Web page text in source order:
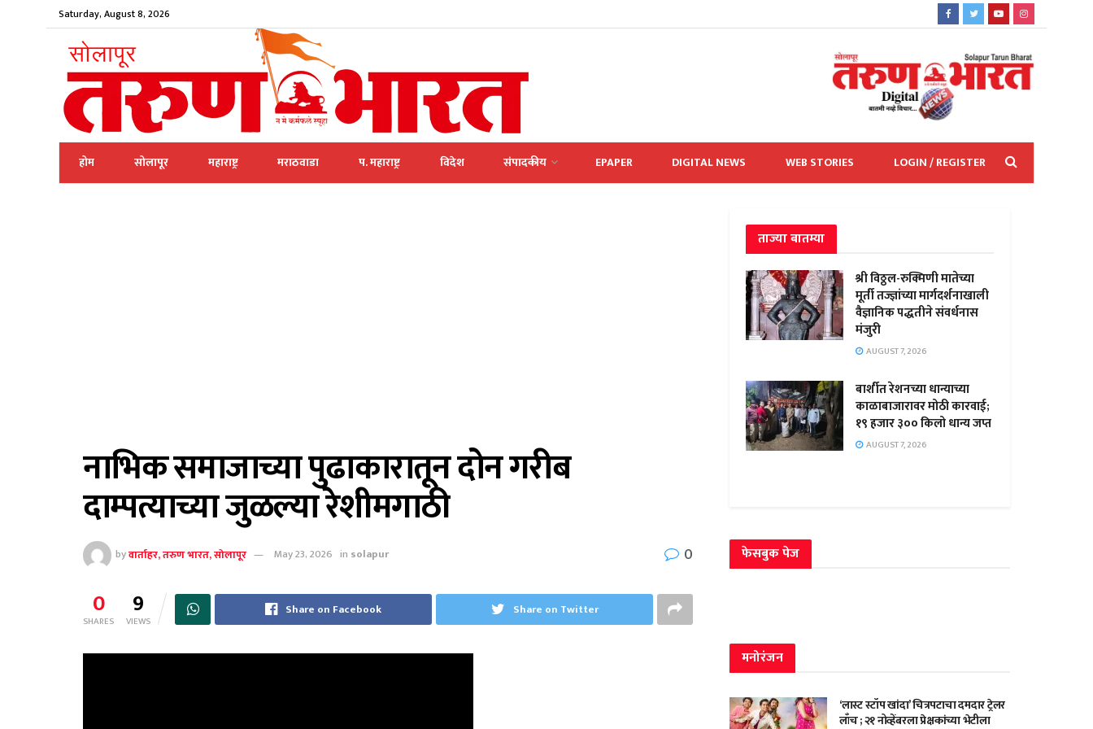
Saturday, August 8, 2026
होम सोलापूर महाराष्ट्र मराठवाडा प. महाराष्ट्र विदेश संपादकीय EPAPER DIGITAL NEWS WEB STORIES LOGIN / REGISTER
नाभिक समाजाच्या पुढाकारातून दोन गरीब
दाम्पत्याच्या जुळल्या रेशीमगाठी
byवार्ताहर, तरुण भारत, सोलापूर May 23, 2026 in solapur 0
0
SHARES 9
VIEWS
Share on Facebook Share on Twitter
ताज्या बातम्या
श्री विठ्ठल-रुक्मिणी मातेच्या
मूर्ती तज्ज्ञांच्या मार्गदर्शनाखाली
वैज्ञानिक पद्धतीने संवर्धनास
मंजुरी
AUGUST 7, 2026
बार्शीत रेशनच्या धान्याच्या
काळाबाजारावर मोठी कारवाई;
१९ हजार ३०० किलो धान्य जप्त
AUGUST 7, 2026
फेसबुक पेज
मनोरंजन
‘लास्ट स्टॉप खांदा’ चित्रपटाचा दमदार ट्रेलर
लाँच ; २१ नोव्हेंबरला प्रेक्षकांच्या भेटीला